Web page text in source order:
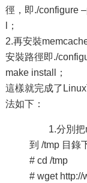
徑，即./configure
l；
2.再安裝
安裝路徑即./
make install；
這樣就完成了
法如下：
1.分別
到 /tmp 目錄
# cd /tmp
# wget http://